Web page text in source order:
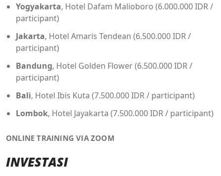
Yogyakarta, Hotel Dafam Malioboro (6.000.000 IDR /
participant)
Jakarta, Hotel Amaris Tendean (6.500.000 IDR /
participant)
Bandung, Hotel Golden Flower (6.500.000 IDR /
participant)
Bali, Hotel Ibis Kuta (7.500.000 IDR / participant)
Lombok, Hotel Jayakarta (7.500.000 IDR / participant)
ONLINE TRAINING VIA ZOOM
INVESTASI